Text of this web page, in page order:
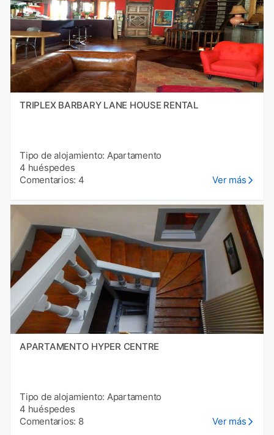
TRIPLEX BARBARY LANE HOUSE RENTAL
Tipo de alojamiento: Apartamento
4 huéspedes
Comentarios: 4
Ver más
APARTAMENTO HYPER CENTRE
Tipo de alojamiento: Apartamento
4 huéspedes
Comentarios: 8
Ver más